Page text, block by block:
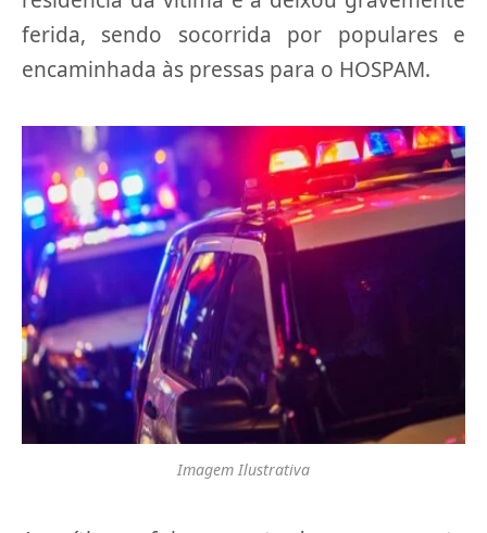
ferida, sendo socorrida por populares e
encaminhada às pressas para o HOSPAM.
Imagem Ilustrativa